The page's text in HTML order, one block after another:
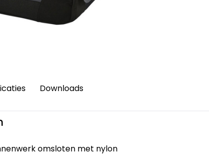
Downloads
omsloten met nylon